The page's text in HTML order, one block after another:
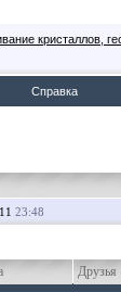
кристаллов,
Справка
23:48
Друзья